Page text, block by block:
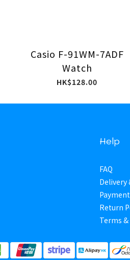
Casio F-91WM-7ADF
Watch
HK$128.00
Help
FAQ
Delivery
Payment
Return
Terms